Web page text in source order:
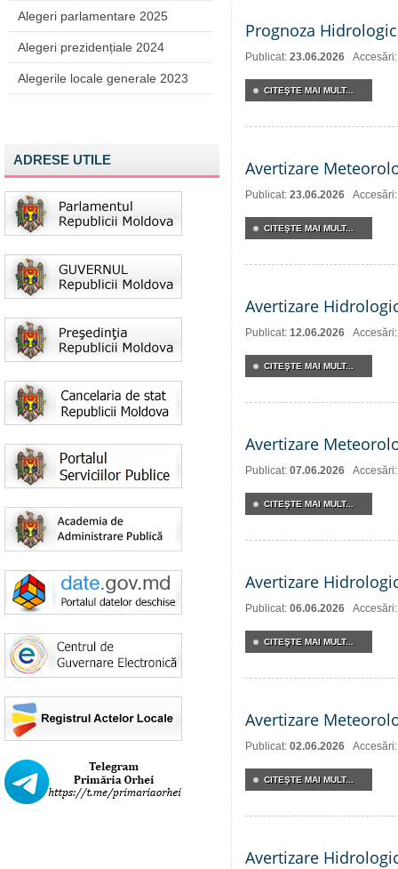
Alegeri parlamentare 2025
Alegeri prezidențiale 2024
Alegerile locale generale 2023
ADRESE UTILE
Prognoza
Publicat: 23.06.2026
CITEŞTE MAI MULT...
Avertizare
Publicat: 23.06.2026
CITEŞTE MAI MULT...
Avertizare
Publicat: 12.06.2026
CITEŞTE MAI MULT...
Avertizare
Publicat: 07.06.2026
CITEŞTE MAI MULT...
Avertizare
Publicat: 06.06.2026
CITEŞTE MAI MULT...
Avertizare
Publicat: 02.06.2026
CITEŞTE MAI MULT...
Avertizare